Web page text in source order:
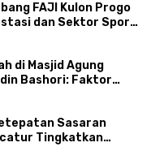
FAJI Kulon Progo
dan Sektor Sport
di Masjid Agung
Bashori: Faktor
Sasaran
Tingkatkan